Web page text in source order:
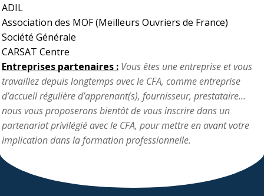
ADIL
Association des MOF (Meilleurs Ouvriers de France)
Société Générale
CARSAT Centre
Entreprises partenaires : Vous êtes une entreprise et vous
travaillez depuis longtemps avec le CFA, comme entreprise
d’accueil régulière d’apprenant(s), fournisseur, prestataire…
nous vous proposerons bientôt de vous inscrire dans un
partenariat privilégié avec le CFA, pour mettre en avant votre
implication dans la formation professionnelle.